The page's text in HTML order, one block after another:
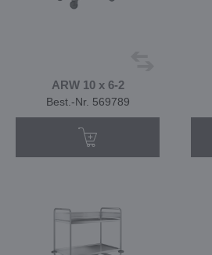
ARW 10 x 6-2
Best.-Nr. 569789